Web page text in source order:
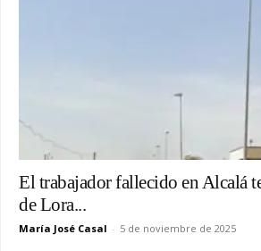
El trabajador fallecido en Alcalá
de Lora...
María José Casal - 5 de noviembre de 2025